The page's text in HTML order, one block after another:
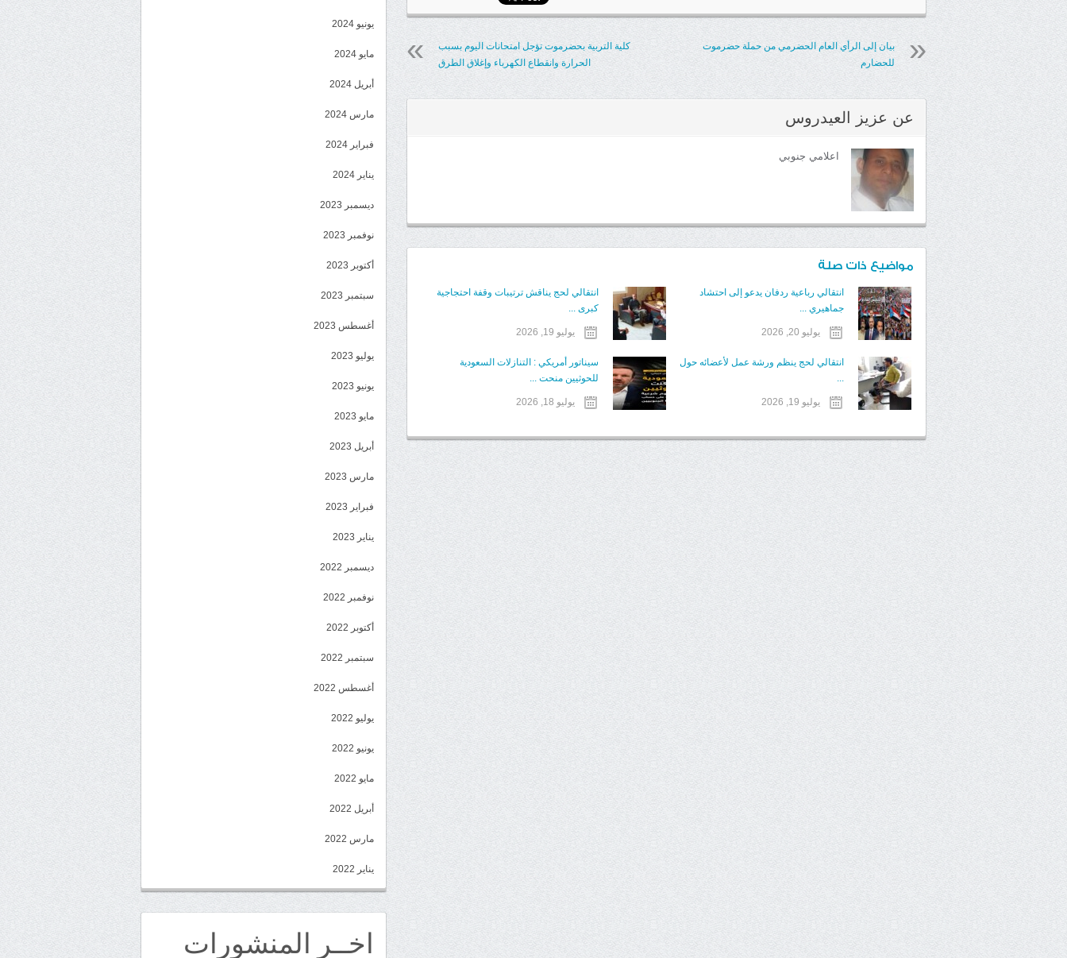
كلية التربية بحضرموت تؤجل امتحانات اليوم بسبب
الحرارة وانقطاع الكهرباء وإغلاق الطرق
بيان إلى الرأي العام الحضرمي من حملة حضرموت
للحضارم
عن عزيز العيدروس
اعلامي جنوبي
مواضيع ذات صلة
انتقالي رباعية ردفان يدعو إلى احتشاد
جماهيري ...
يوليو 20, 2026
انتقالي لحج يناقش ترتيبات وقفة احتجاجية
كبرى ...
يوليو 19, 2026
انتقالي لحج ينظم ورشة عمل لأعضائه حول
...
يوليو 19, 2026
سيناتور أمريكي : التنازلات السعودية
للحوثيين منحت ...
يوليو 18, 2026
يونيو 2024
مايو 2024
أبريل 2024
مارس 2024
فبراير 2024
يناير 2024
ديسمبر 2023
نوفمبر 2023
أكتوبر 2023
سبتمبر 2023
أغسطس 2023
يوليو 2023
يونيو 2023
مايو 2023
أبريل 2023
مارس 2023
فبراير 2023
يناير 2023
ديسمبر 2022
نوفمبر 2022
أكتوبر 2022
سبتمبر 2022
أغسطس 2022
يوليو 2022
يونيو 2022
مايو 2022
أبريل 2022
مارس 2022
يناير 2022
اخــر المنشورات